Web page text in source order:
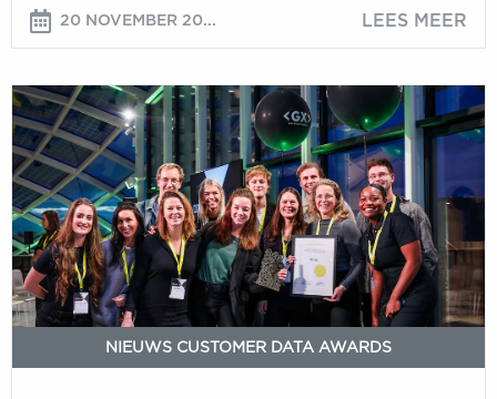
20 NOVEMBER 20... LEES MEER
Genomineerden
Customer
Data
Awards
2025
bekendgemaakt
NIEUWS CUSTOMER DATA AWARDS